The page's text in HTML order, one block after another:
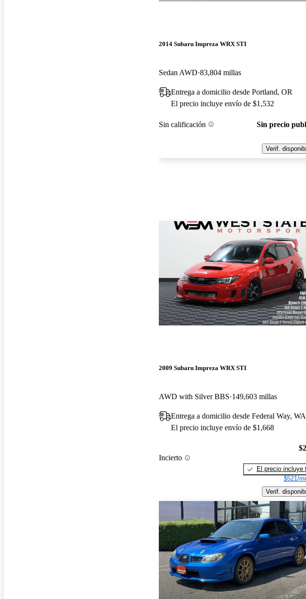
2014 Subaru Impreza WRX STI
Sedan AWD 83,804 millas
Entrega a domicilio desde Portland, OR
El precio incluye envío de $1,532
Sin calificación Sin precio
Verif.
2009 Subaru Impreza WRX STI
AWD with Silver BBS 149,603 millas
Entrega a domicilio desde Federal Way, WA
El precio incluye envío de $1,668
Incierto
El precio incluye
$521/
Verif.